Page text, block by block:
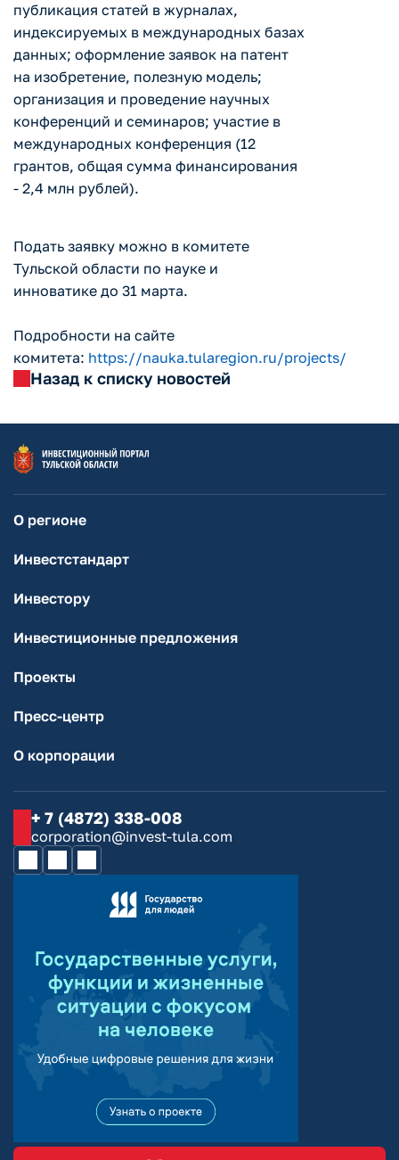
публикация статей в журналах,
индексируемых в международных базах
данных; оформление заявок на патент
на изобретение, полезную модель;
организация и проведение научных
конференций и семинаров; участие в
международных конференция (12
грантов, общая сумма финансирования
- 2,4 млн рублей).
Подать заявку можно в комитете
Тульской области по науке и
инноватике до 31 марта.
Подробности на сайте
комитета: https://nauka.tularegion.ru/projects/
Назад к списку новостей
О регионе
Инвестстандарт
Инвестору
Инвестиционные предложения
Проекты
Пресс-центр
О корпорации
+ 7 (4872) 338-008
corporation@invest-tula.com